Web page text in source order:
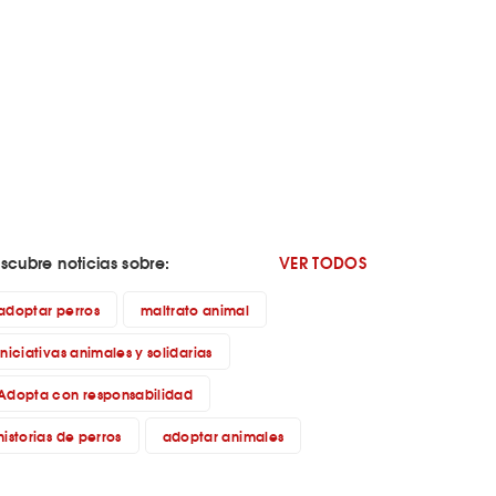
noticias sobre: VER TODOS
perros
maltrato animal
animales y solidarias
con responsabilidad
de perros
adoptar animales